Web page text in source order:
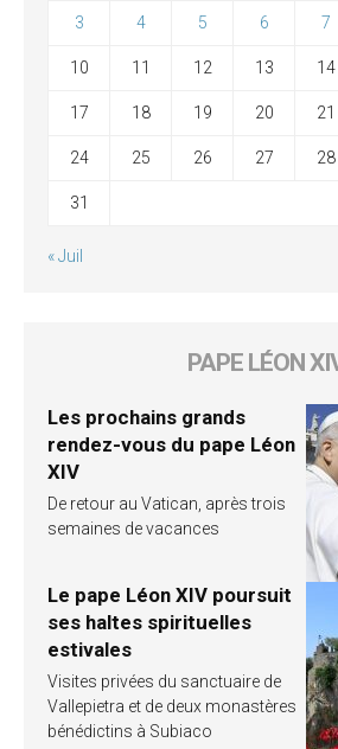
3 4 5 6 7
10 11 12 13 14
17 18 19 20 21
24 25 26 27 28
31
« Juil
PAPE LÉON
Les prochains grands
rendez-vous du pape Léon
XIV
De retour au Vatican, après trois
semaines de vacances
Le pape Léon XIV poursuit
ses haltes spirituelles
estivales
Visites privées du sanctuaire de
Vallepietra et de deux monastères
bénédictins à Subiaco